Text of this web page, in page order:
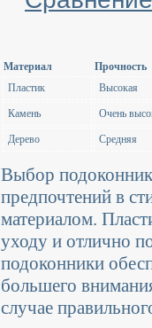
Материал
Прочность
Пластик
Высокая
Камень Очень
Дерево Средняя
Выбор
предпочтений в
материалом.
уходу и отлично
подоконники
большего
случае